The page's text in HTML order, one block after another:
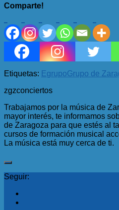
Comparte!
Etiquetas: EgrupoGrupo de
zgzconciertos
Trabajamos por la música de
mayor interés, te informamos
de Zaragoza para que estés al
cursos de formación musical
La música está muy cerca de ti.
Seguir: